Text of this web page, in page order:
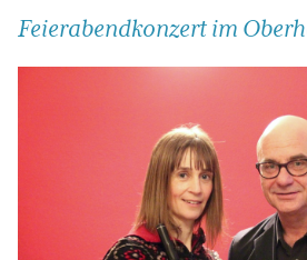
Feierabendkonzert im